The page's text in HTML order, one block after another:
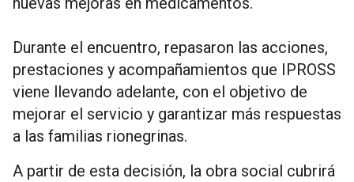
Durante el encuentro, repasaron las acciones,
prestaciones y acompañamientos que IPROSS
viene llevando adelante, con el objetivo de
mejorar el servicio y garantizar más respuestas
a las familias rionegrinas.
A partir de esta decisión, la obra social cubrirá